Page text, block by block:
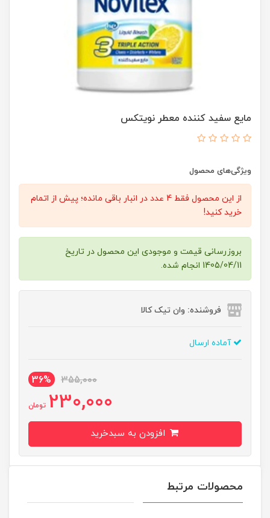
مایع سفید کننده معطر نویتکس
ویژگی‌های محصول
از این محصول فقط 4 عدد در انبار باقی مانده؛ پیش از اتمام
خرید کنید!
بروزرسانی قیمت و موجودی این محصول در تاریخ
1405/04/11 انجام شده.
فروشنده: وان تیک کالا
آماده ارسال
355,000
36%
230,000 تومان
محصولات مرتبط